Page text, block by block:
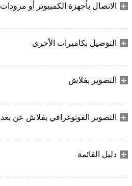
الاتصال بأجهزة الكمبيوتر أو مزودات FTP
التوصيل بكاميرات الأخرى
التصوير بفلاش
التصوير الفوتوغرافي بفلاش عن بعد
دليل القائمة